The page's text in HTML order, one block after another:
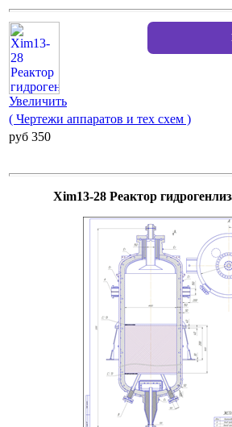
Увеличить
( Чертежи аппаратов и тех схем )
pуб 350
Xim13-28 Реактор